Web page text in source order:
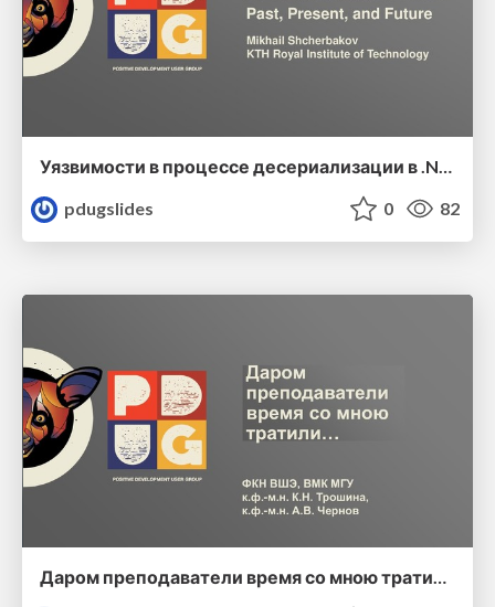
Уязвимости в процессе десериализации в .NET: прошлое, настоящее и будущее
pdugslides
0 82
Даром преподаватели время со мною тратили…